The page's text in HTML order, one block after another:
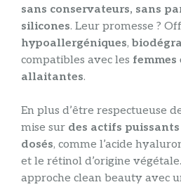
sans conservateurs, sans
silicones. Leur promesse ?
hypoallergéniques,
compatibles avec les femmes
allaitantes.
En plus d’être respectueuse
mise sur des actifs
dosés, comme l’acide
et le rétinol d’origine
approche clean beauty avec